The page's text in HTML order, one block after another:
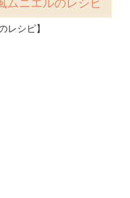
ムニエルのレシピ
レシピ】